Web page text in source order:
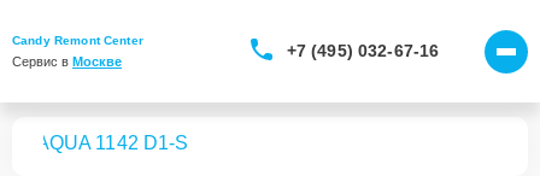
Candy Remont Center
Сервис в Москве
+7 (495) 032-67-16
AQUA 1142 D1-S